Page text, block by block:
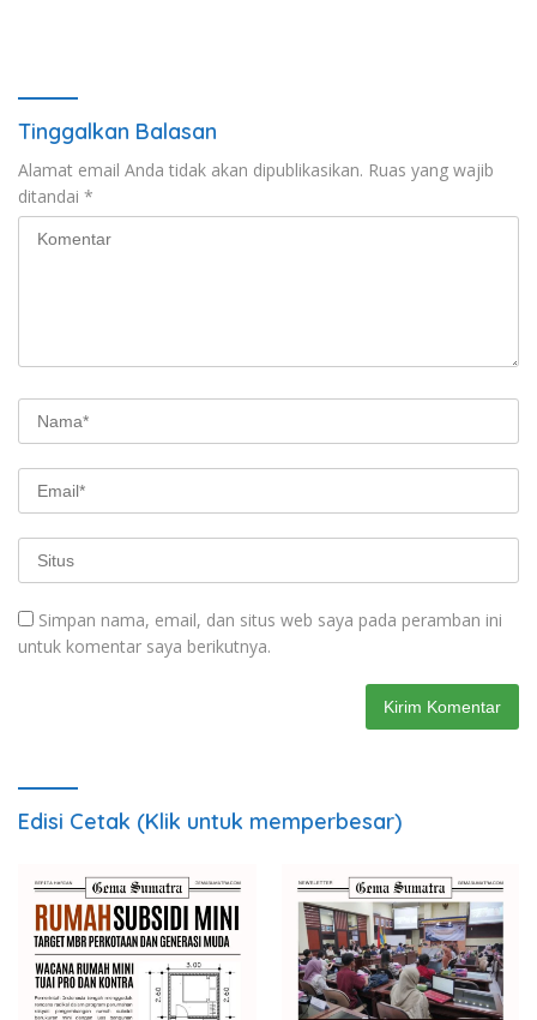
Tinggalkan Balasan
Alamat email Anda tidak akan dipublikasikan. Ruas yang wajib
ditandai *
Simpan nama, email, dan situs web saya pada peramban ini
untuk komentar saya berikutnya.
Edisi Cetak (Klik untuk memperbesar)